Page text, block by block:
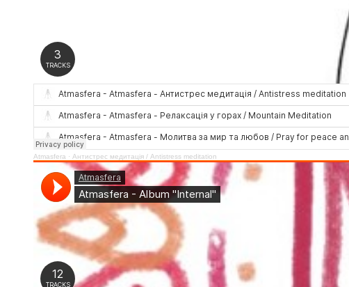
Atmasfera · Антистрес медитація / Аntistress meditation